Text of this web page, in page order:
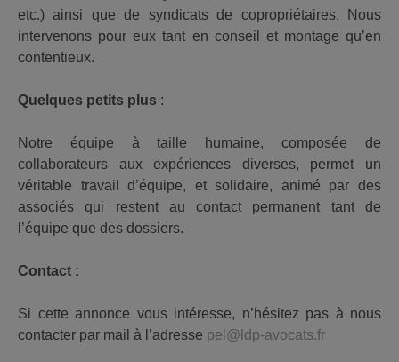
etc.) ainsi que de syndicats de copropriétaires. Nous
intervenons pour eux tant en conseil et montage qu’en
contentieux.
Quelques petits plus :
Notre équipe à taille humaine, composée de
collaborateurs aux expériences diverses, permet un
véritable travail d’équipe, et solidaire, animé par des
associés qui restent au contact permanent tant de
l’équipe que des dossiers.
Contact :
Si cette annonce vous intéresse, n’hésitez pas à nous
contacter par mail à l’adresse pel@ldp-avocats.fr